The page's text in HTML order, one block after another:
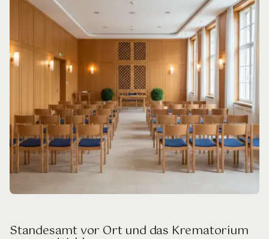
Standesamt vor Ort und das Krematorium